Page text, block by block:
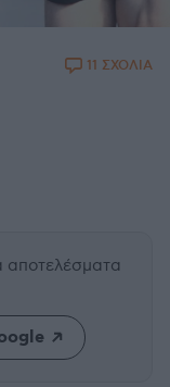
11 ΣΧΟΛΙΑ
αποτελέσματα